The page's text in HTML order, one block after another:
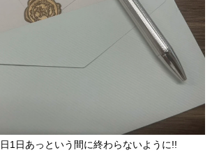
1日あっという間に終わらないように!!